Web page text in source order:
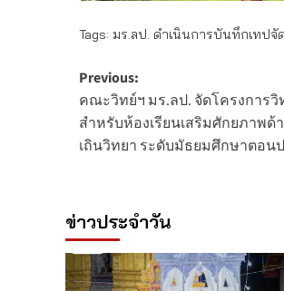
Tags: มร.ลป. ดำเนินการบันทึกเทป
Post
navigation
Previous:
คณะวิทย์ฯ มร.ลป. จัดโครงการวิ
สำหรับห้องเรียนเสริมศักยภาพ
เถินวิทยา ระดับมัธยมศึกษาตอน
ข่าวประจำวัน